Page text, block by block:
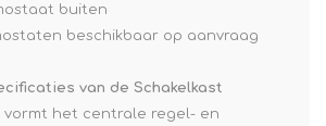
buiten
beschikbaar op aanvraag
van de Schakelkast
vormt het centrale regel- en